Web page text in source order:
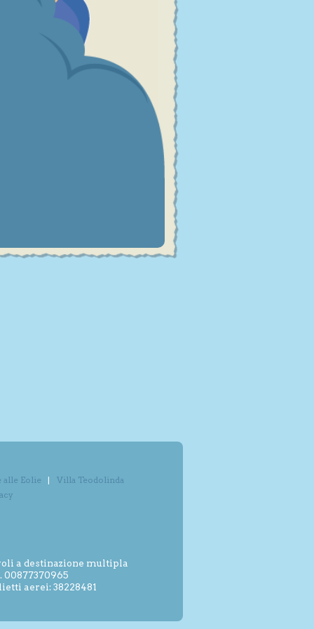
alle Eolie
Villa Teodolinda
a destinazione multipla
00877370965
aerei: 38228481